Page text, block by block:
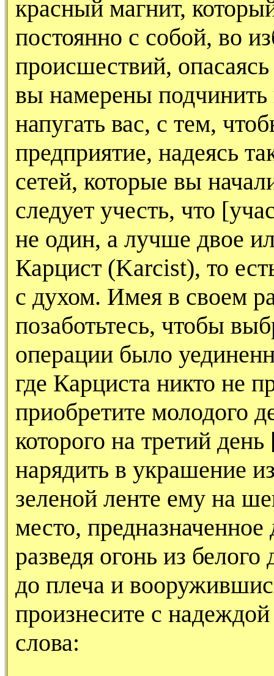
красный магнит,
постоянно с собой, во
происшествий,
вы намерены подчинить
напугать вас, с тем,
предприятие, надеясь
сетей, которые вы
следует учесть, что
не один, а лучше двое
Карцист (Karcist), то
с духом. Имея в своем
позаботьтесь, чтобы
операции было
где Карциста никто не
приобретите молодого
которого на третий
нарядить в украшение
зеленой ленте ему на
место,
разведя огонь из
до плеча и
произнесите с
слова: